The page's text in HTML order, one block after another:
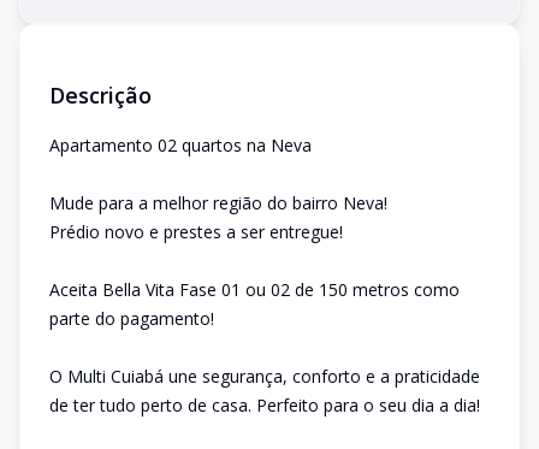
Descrição
Apartamento 02 quartos na Neva
Mude para a melhor região do bairro Neva!
Prédio novo e prestes a ser entregue!
Aceita Bella Vita Fase 01 ou 02 de 150 metros como
parte do pagamento!
O Multi Cuiabá une segurança, conforto e a praticidade
de ter tudo perto de casa. Perfeito para o seu dia a dia!